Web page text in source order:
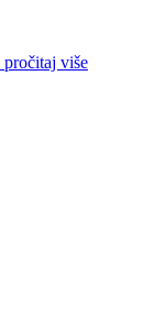
pročitaj više